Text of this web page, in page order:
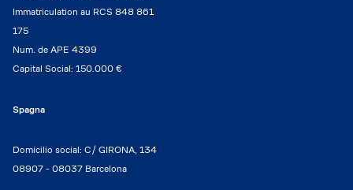
Immatriculation au RCS 848 861
175
Num. de APE 4399
Capital Social: 150.000 €
Spagna
Domicilio social: C/ GIRONA, 134
08907 - 08037 Barcelona